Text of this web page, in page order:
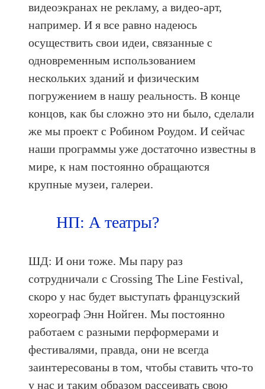
видеоэкранах не рекламу, а видео-арт,
например. И я все равно надеюсь
осуществить свои идеи, связанные с
одновременным использованием
нескольких зданий и физическим
погружением в нашу реальность. В конце
концов, как бы сложно это ни было, сделали
же мы проект с Робином Роудом. И сейчас
наши программы уже достаточно известны в
мире, к нам постоянно обращаются
крупные музеи, галереи.
НП: А театры?
ШД: И они тоже. Мы пару раз
сотрудничали с Crossing The Line Festival,
скоро у нас будет выступать французский
хореограф Энн Нойген. Мы постоянно
работаем с разными перформерами и
фестивалями, правда, они не всегда
заинтересованы в том, чтобы ставить что-то
у нас и таким образом рассеивать свою